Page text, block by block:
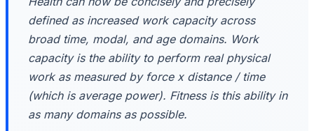
defined as increased work capacity across
broad time, modal, and age domains. Work
capacity is the ability to perform real physical
work as measured by force x distance / time
(which is average power). Fitness is this ability in
as many domains as possible.